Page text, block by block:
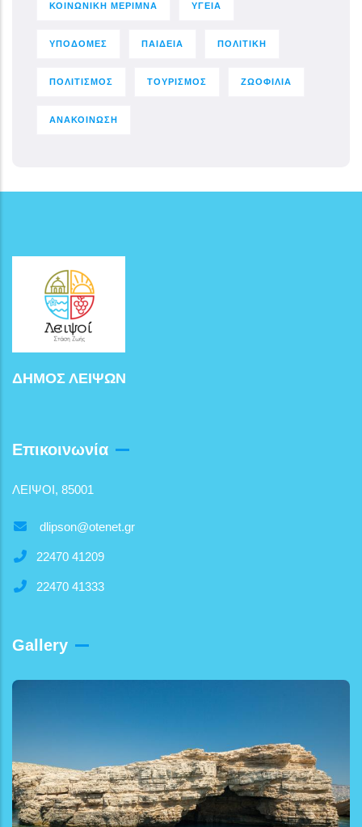
ΚΟΙΝΩΝΙΚΗ ΜΕΡΙΜΝΑ ΥΓΕΙΑ
ΥΠΟΔΟΜΕΣ ΠΑΙΔΕΙΑ ΠΟΛΙΤΙΚΗ
ΠΟΛΙΤΙΣΜΟΣ ΤΟΥΡΙΣΜΟΣ ΖΩΟΦΙΛΙΑ
ΑΝΑΚΟΙΝΩΣΗ
ΔΗΜΟΣ ΛΕΙΨΩΝ
Επικοινωνία
ΛΕΙΨΟΙ, 85001
dlipson@otenet.gr
22470 41209
22470 41333
Gallery